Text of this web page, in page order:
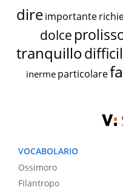
dire importante
dolce
tranquillo
inerme particolare
VOCABOLARIO
Ossimoro
Filantropo